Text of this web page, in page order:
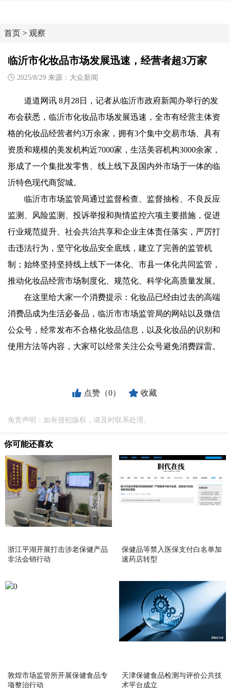
首页 > 观察
临沂市化妆品市场发展迅速，经营者超3万家
2025/8/29 来源：大众新闻
道道网讯 8月28日，记者从临沂市政府新闻办举行的发
布会获悉，临沂市化妆品市场发展迅速，全市有经营主体资
格的化妆品经营者约3万余家，拥有3个集中交易市场、具有
资质和规模的美发机构近7000家，生活美容机构3000余家，
形成了一个集批发零售、线上线下及国内外市场于一体的临
沂特色现代商贸城。
临沂市市场监管局通过监督检查、监督抽检、不良反应
监测、风险监测、投诉举报和舆情监控六项主要措施，促进
行业规范提升、社会共治共享和企业主体责任落实，严厉打
击违法行为，坚守化妆品安全底线，建立了完善的监管机
制；始终坚持坚持线上线下一体化、市县一体化共同监管，
推动化妆品经营市场制度化、规范化、科学化高质量发展。
在这里给大家一个消费提示：化妆品已经由过去的高端
消费品成为生活必备品，临沂市市场监管局的网站以及微信
公众号，经常发布不合格化妆品信息，以及化妆品的识别和
使用方法等内容，大家可以经常关注公众号避免消费踩雷。
点赞（0） 收藏
免责声明：如有侵犯版权，请及时联系处理。
你可能还喜欢
浙江平湖开展打击涉老保健产品
非法会销行动
保健品等禁入医保支付白名单加
速药店转型
敦煌市场监管所开展保健食品专
项整治行动
天津保健食品检测与评价公共技
术平台成立